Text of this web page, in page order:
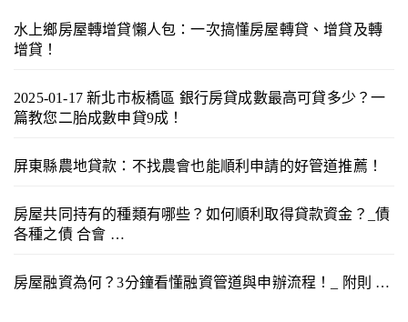
水上鄉房屋轉增貸懶人包：一次搞懂房屋轉貸、增貸及轉
增貸！
2025-01-17 新北市板橋區 銀行房貸成數最高可貸多少？一
篇教您二胎成數申貸9成！
屏東縣農地貸款：不找農會也能順利申請的好管道推薦！
房屋共同持有的種類有哪些？如何順利取得貸款資金？_債
各種之債 合會 …
房屋融資為何？3分鐘看懂融資管道與申辦流程！_ 附則 …